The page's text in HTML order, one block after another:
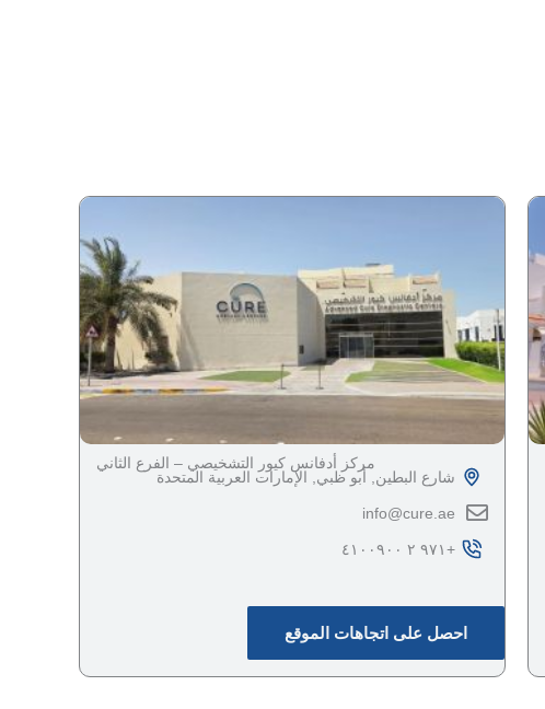
مركز أدفانس كيور التشخيصي – الفرع الثاني
شارع البطين, أبو ظبي, الإمارات العربية المتحدة
‎info@cure.ae‎
احصل على اتجاهات الموقع